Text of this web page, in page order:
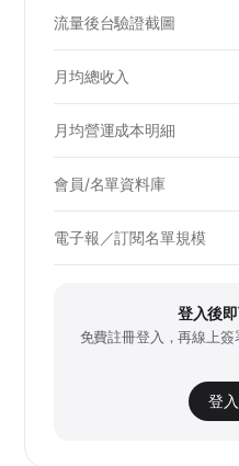
流量後台驗證截圖
月均總收入
月均營運成本明細
會員/名單資料庫
電子報／訂閱名單規模
登入後
免費註冊登入，再線上
登